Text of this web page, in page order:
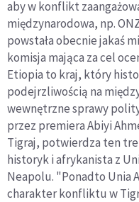
aby w konflikt
międzynarodowa, np.
powstała obecnie jakaś
komisja mająca za cel
Etiopia to kraj, który
podejrzliwością na
wewnętrzne sprawy
przez premiera Abiyi
Tigraj, potwierdza ten
historyk i afrykanista z
Neapolu. "Ponadto Unia
charakter konfliktu w